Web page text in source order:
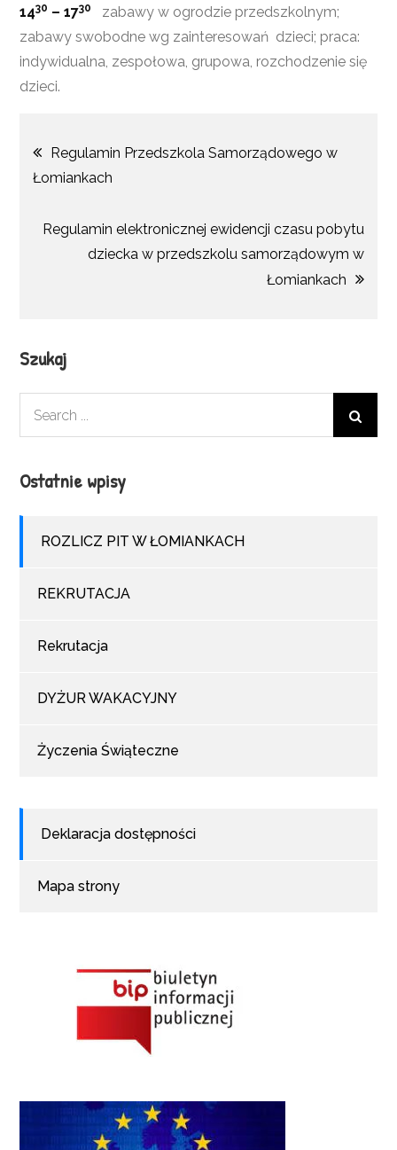
1430 – 1730
zabawy w ogrodzie przedszkolnym;
zabawy swobodne wg zainteresowań dzieci; praca:
indywidualna, zespołowa, grupowa, rozchodzenie się
dzieci.
Nawigacja
wpisu
Regulamin Przedszkola Samorządowego w
Łomiankach
Regulamin elektronicznej ewidencji czasu pobytu
dziecka w przedszkolu samorządowym w
Łomiankach
Szukaj
Ostatnie wpisy
ROZLICZ PIT W ŁOMIANKACH
REKRUTACJA
Rekrutacja
DYŻUR WAKACYJNY
Życzenia Świąteczne
Deklaracja dostępności
Mapa strony